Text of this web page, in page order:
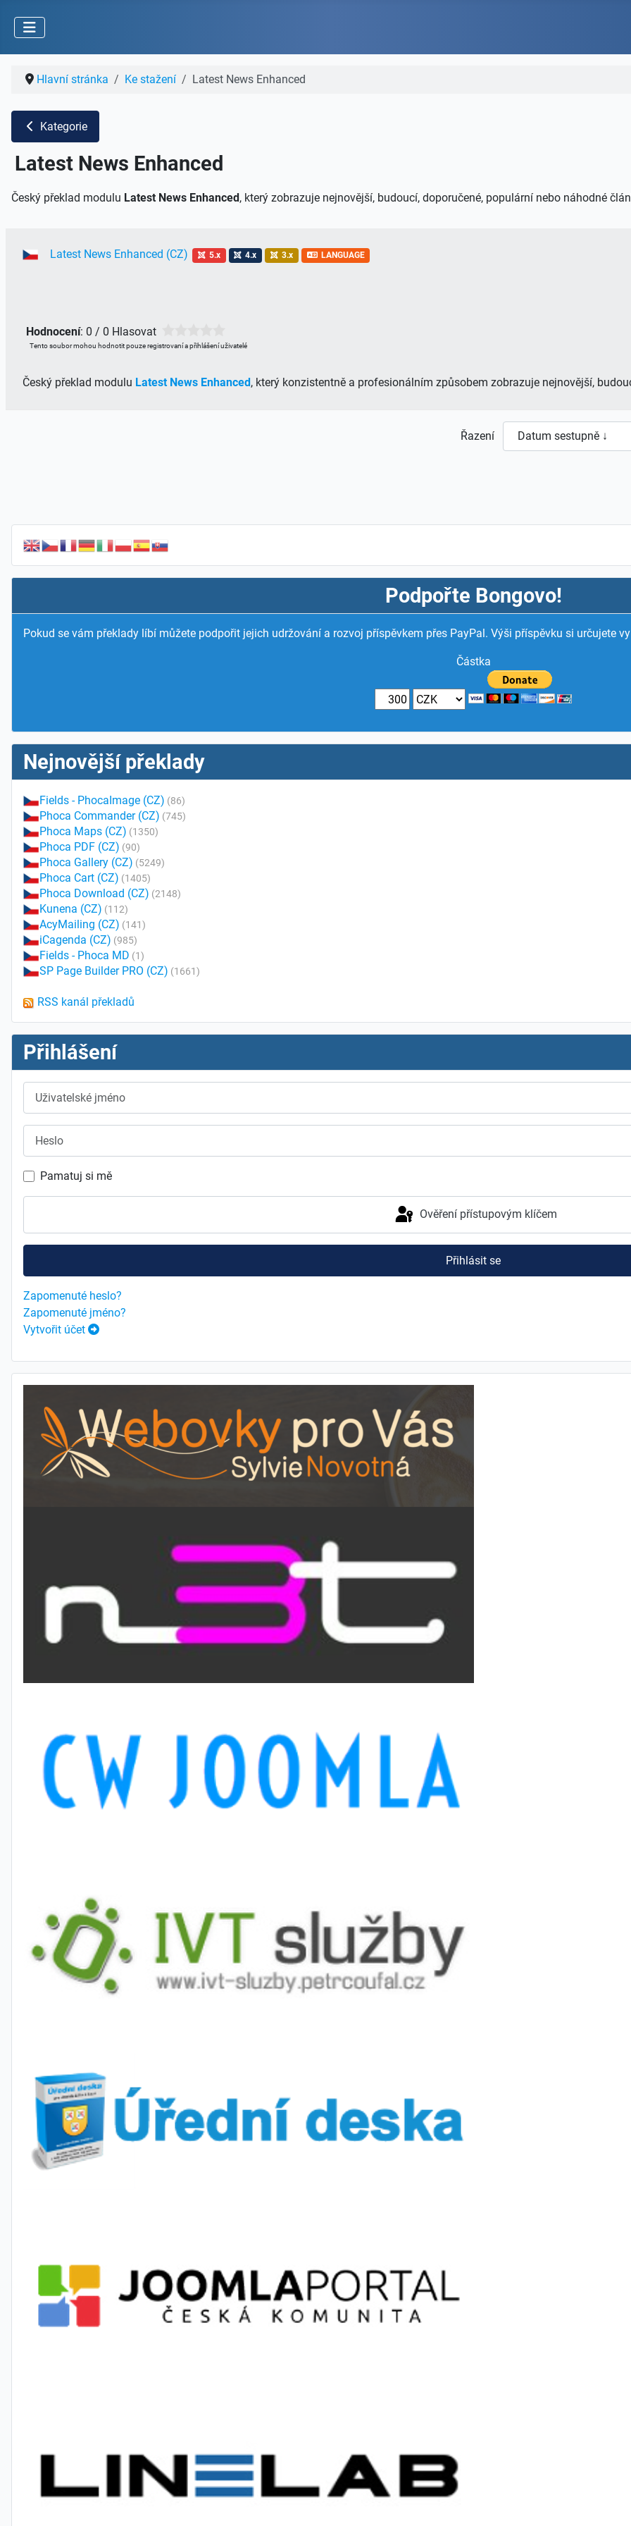
Hlavní stránka Ke stažení Latest News Enhanced
Kategorie
Latest News Enhanced
Český překlad modulu Latest News Enhanced , který zobrazuje nejnovější, budoucí, doporučené, populární nebo náhodné
Latest News Enhanced (CZ) 5.x 4.x 3.x LANGUAGE
Hodnocení: 0 / 0 Hlasovat
Tento soubor mohou hodnotit pouze registrovaní a přihlášení uživatelé
Český překlad modulu Latest News Enhanced, který konzistentně a profesionálním způsobem zobrazuje nejnovější,
Řazení
Podpořte Bongovo!
Pokud se vám překlady líbí můžete podpořit jejich udržování a rozvoj příspěvkem přes PayPal. Výši příspěvku si určujete
Částka
Nejnovější překlady
Fields - PhocaImage (CZ) (86)
Phoca Commander (CZ) (745)
Phoca Maps (CZ) (1350)
Phoca PDF (CZ) (90)
Phoca Gallery (CZ) (5249)
Phoca Cart (CZ) (1405)
Phoca Download (CZ) (2148)
Kunena (CZ) (112)
AcyMailing (CZ) (141)
iCagenda (CZ) (985)
Fields - Phoca MD (1)
SP Page Builder PRO (CZ) (1661)
RSS kanál překladů
Přihlášení
Pamatuj si mě
Ověření přístupovým klíčem
Přihlásit se
Zapomenuté heslo?
Zapomenuté jméno?
Vytvořit účet